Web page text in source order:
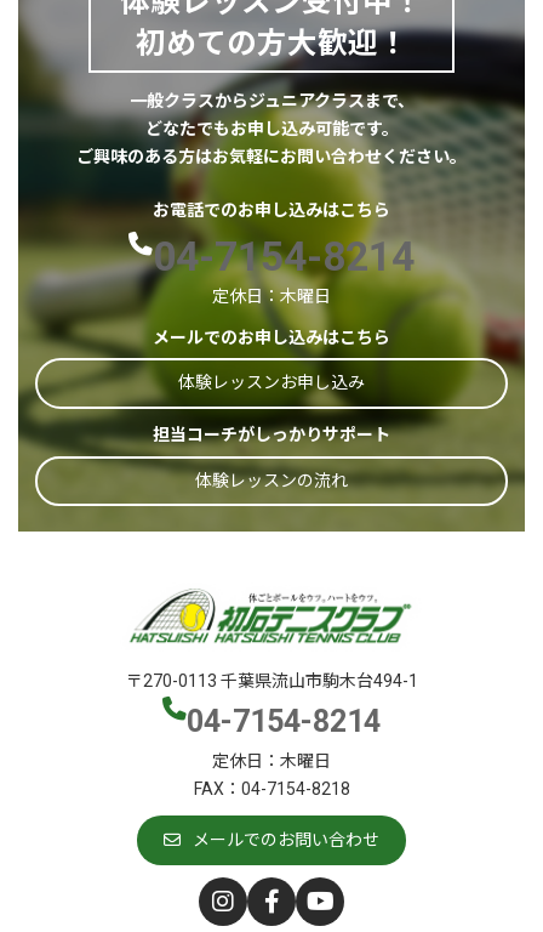
初めての方大歓迎！
一般クラスからジュニアクラスまで、
どなたでもお申し込み可能です。
ご興味のある方はお気軽にお問い合わせください。
お電話でのお申し込みはこちら
04-7154-8214
定休日：木曜日
メールでのお申し込みはこちら
体験レッスンお申し込み
担当コーチがしっかりサポート
体験レッスンの流れ
〒270-0113 千葉県流山市駒木台494-1
04-7154-8214
定休日：木曜日
FAX：04-7154-8218
メールでのお問い合わせ